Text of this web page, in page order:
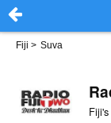
Fiji > Suva